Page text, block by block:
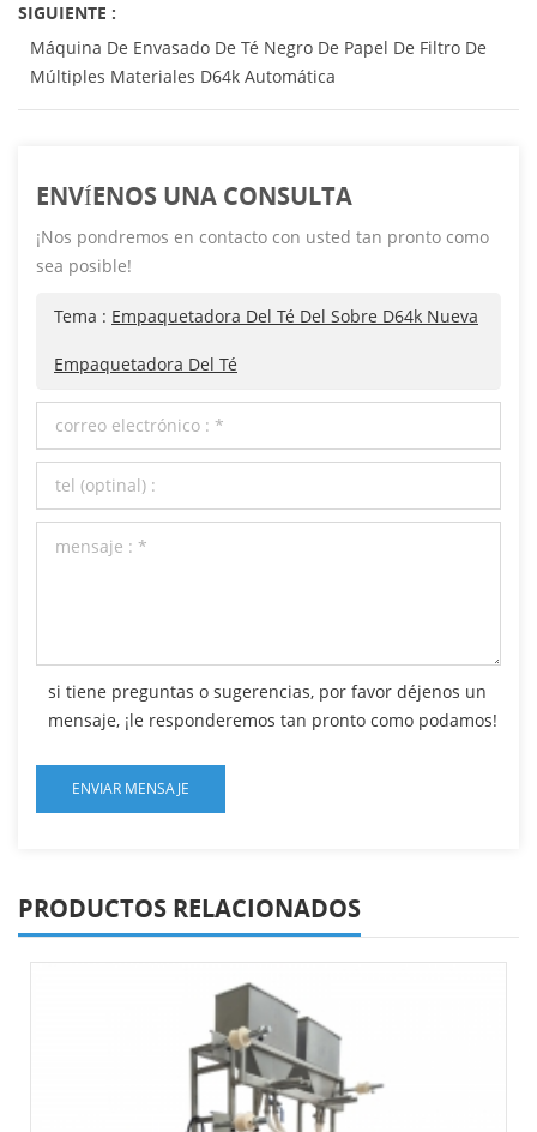
SIGUIENTE :
Máquina De Envasado De Té Negro De Papel De Filtro De
Múltiples Materiales D64k Automática
ENVÍENOS UNA CONSULTA
¡Nos pondremos en contacto con usted tan pronto como
sea posible!
Tema : Empaquetadora Del Té Del Sobre D64k Nueva
Empaquetadora Del Té
si tiene preguntas o sugerencias, por favor déjenos un
mensaje, ¡le responderemos tan pronto como podamos!
PRODUCTOS RELACIONADOS